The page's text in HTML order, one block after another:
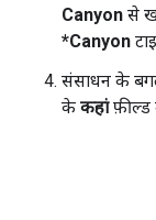
Canyon से
*Canyon
संसाधन के
के कहांफ़ील्ड